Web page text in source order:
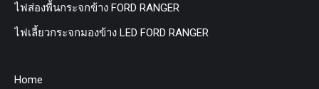
ไฟส่องพื้นกระจกข้าง FORD RANGER
ไฟเลี้ยวกระจกมองข้าง LED FORD RANGER
Home